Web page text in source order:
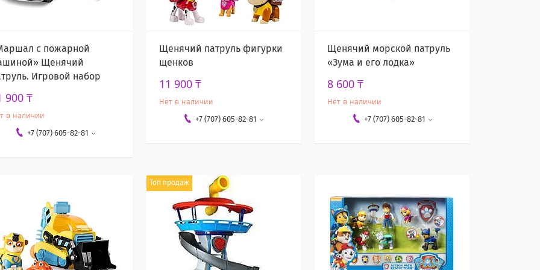
с пожарной
Щенячий
Игровой набор
900 ₸
в наличии
+7 (707) 605-82-81
Щенячий патруль фигурки
щенков
11 900 ₸
Нет в наличии
+7 (707) 605-82-81
Щенячий морской патруль
«Зума и его лодка»
8 600 ₸
Нет в наличии
+7 (707) 605-82-81
Топ продаж